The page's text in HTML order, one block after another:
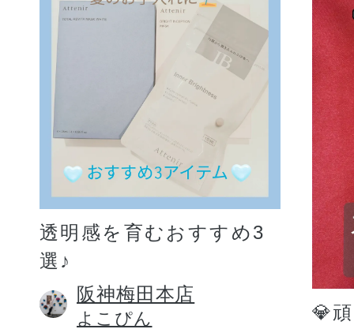
透明感を育むおすすめ3
選♪
阪神梅田本店
よこぴん
💎